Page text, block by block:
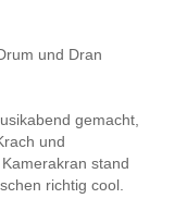
und Dran
gemacht,
und
stand
richtig cool.